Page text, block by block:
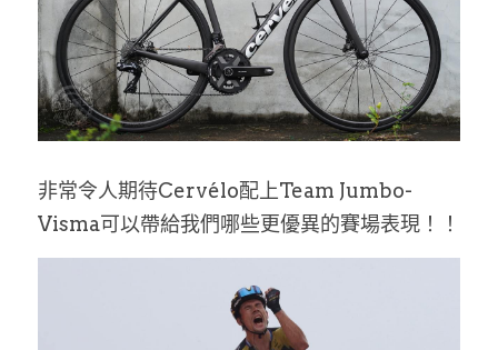
非常令人期待Cervélo配上Team Jumbo-
Visma可以帶給我們哪些更優異的賽場表現！！